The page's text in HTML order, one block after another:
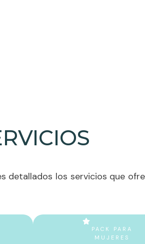
detallados los servicios que
PACK PARA
MUJERES